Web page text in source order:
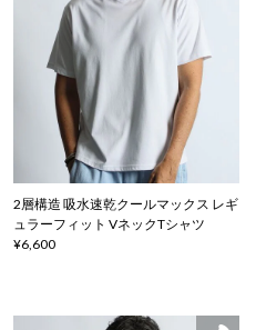
2層構造 吸水速乾クールマックス レギ
ュラーフィット VネックTシャツ
¥6,600